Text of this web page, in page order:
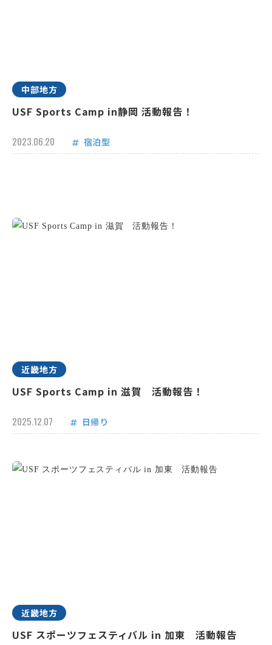
中部地方
USF Sports Camp in静岡 活動報告！
2023.06.20 宿泊型
近畿地方
USF Sports Camp in 滋賀 活動報告！
2025.12.07 日帰り
近畿地方
USF スポーツフェスティバル in 加東 活動報告